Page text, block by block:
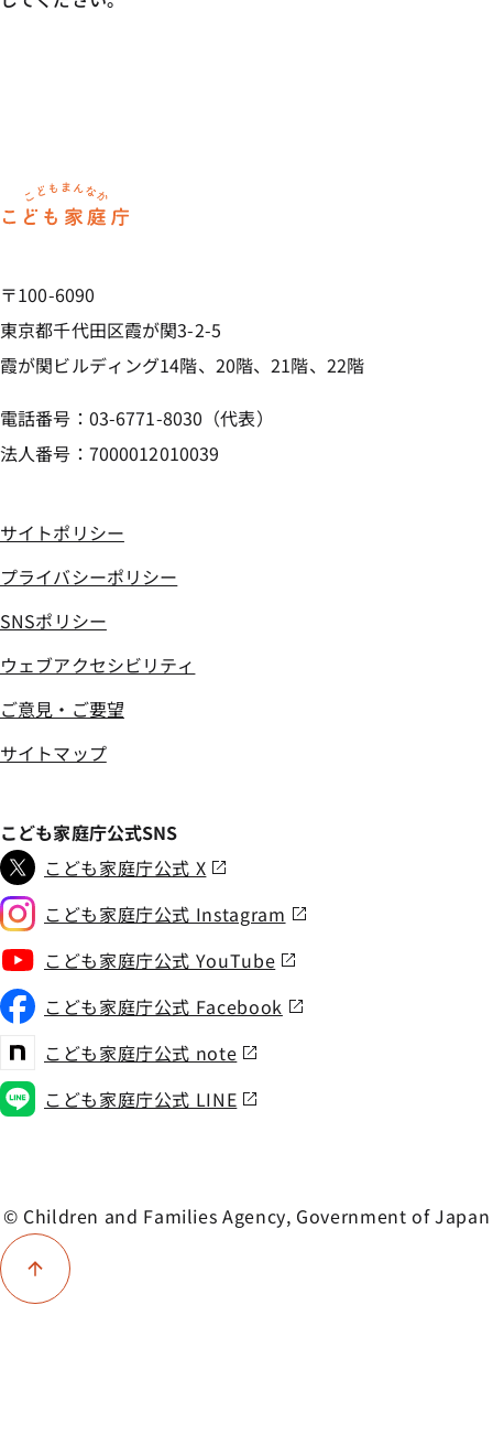
〒100-6090
東京都千代田区霞が関3-2-5
霞が関ビルディング14階、20階、21階、22階
電話番号：03-6771-8030（代表）
法人番号：7000012010039
サイトポリシー
プライバシーポリシー
SNSポリシー
ウェブアクセシビリティ
ご意見・ご要望
サイトマップ
こども家庭庁公式SNS
こども家庭庁公式 X
こども家庭庁公式 Instagram
こども家庭庁公式 YouTube
こども家庭庁公式 Facebook
こども家庭庁公式 note
こども家庭庁公式 LINE
© Children and Families Agency, Government of Japan